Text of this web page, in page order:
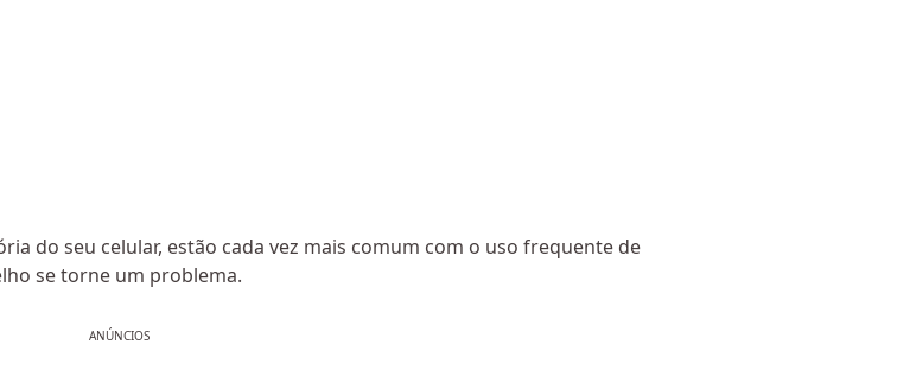
do seu celular, estão cada vez mais comum com o uso frequente de
se torne um problema.
ANÚNCIOS